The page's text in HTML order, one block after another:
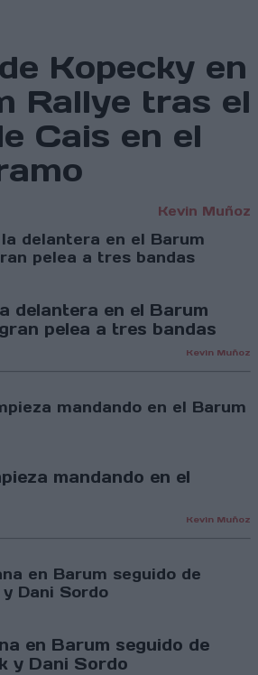
Kopecky en
Rallye tras el
Cais en el
Kevin Muñoz
delantera en el Barum
pelea a tres bandas
Kevin Muñoz
mandando en el
Kevin Muñoz
en Barum seguido de
y Dani Sordo